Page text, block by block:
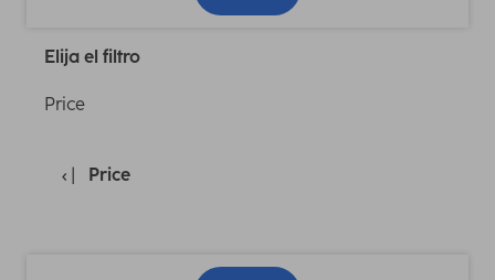
Elija el filtro
Price
Price